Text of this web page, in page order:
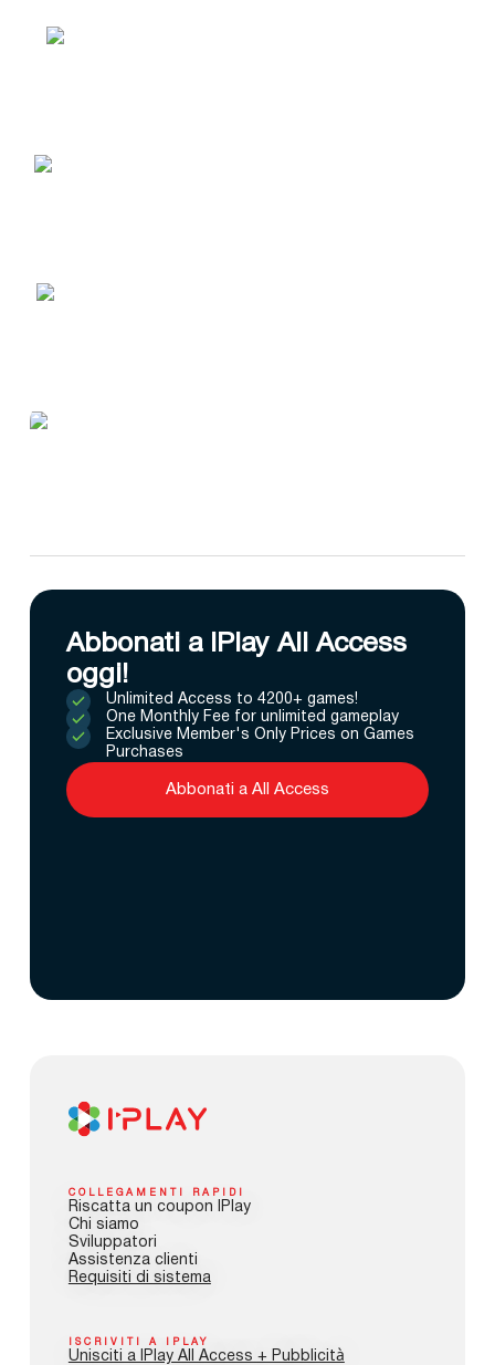
Abbonati a IPlay All Access
oggi!
Unlimited Access to 4200+ games!
One Monthly Fee for unlimited gameplay
Exclusive Member's Only Prices on Games
Purchases
Abbonati a All Access
COLLEGAMENTI RAPIDI
Riscatta un coupon IPlay
Chi siamo
Sviluppatori
Assistenza clienti
Requisiti di sistema
ISCRIVITI A IPLAY
Unisciti a IPlay All Access + Pubblicità